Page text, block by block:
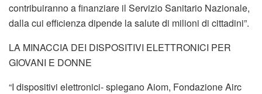
contribuiranno a finanziare il Servizio Sanitario Nazionale,
dalla cui efficienza dipende la salute di milioni di cittadini”.
LA MINACCIA DEI DISPOSITIVI ELETTRONICI PER
GIOVANI E DONNE
“I dispositivi elettronici- spiegano Aiom, Fondazione Airc